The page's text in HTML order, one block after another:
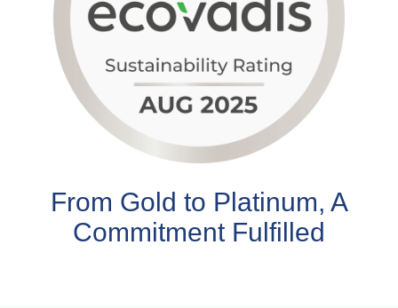
From Gold to Platinum, A
Commitment Fulfilled